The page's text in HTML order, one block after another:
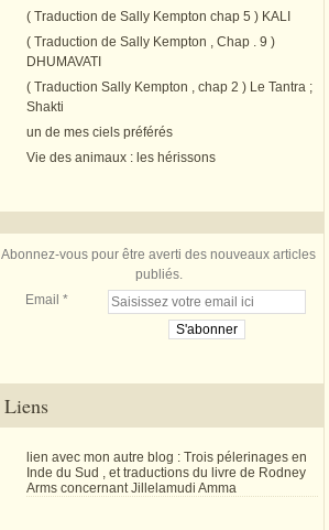
( Traduction de Sally Kempton chap 5 ) KALI
( Traduction de Sally Kempton , Chap . 9 )
DHUMAVATI
( Traduction Sally Kempton , chap 2 ) Le Tantra ;
Shakti
un de mes ciels préférés
Vie des animaux : les hérissons
Abonnez-vous pour être averti des nouveaux articles
publiés.
Email
Liens
lien avec mon autre blog : Trois pélerinages en
Inde du Sud , et traductions du livre de Rodney
Arms concernant Jillelamudi Amma